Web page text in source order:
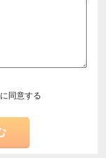
に同意する